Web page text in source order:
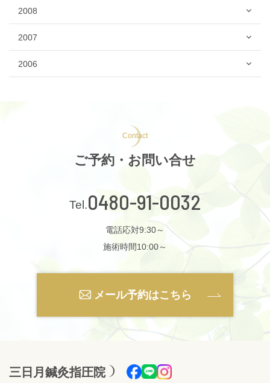
2008
2007
2006
Contact
ご予約・お問い合せ
0480-91-0032
電話応対9:30～
施術時間10:00～
メール予約はこちら
三日月鍼灸指圧院